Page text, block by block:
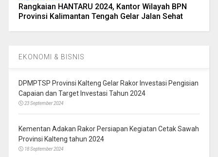
Rangkaian HANTARU 2024, Kantor Wilayah BPN
Provinsi Kalimantan Tengah Gelar Jalan Sehat
EKONOMI & BISNIS
DPMPTSP Provinsi Kalteng Gelar Rakor Investasi Pengisian
Capaian dan Target Investasi Tahun 2024
23 September 2024
Kementan Adakan Rakor Persiapan Kegiatan Cetak Sawah
Provinsi Kalteng tahun 2024
18 September 2024